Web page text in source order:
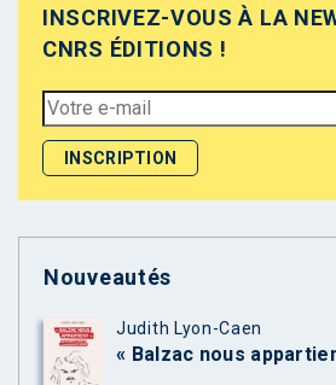
INSCRIVEZ-VOUS À LA
CNRS ÉDITIONS !
Nouveautés
Judith Lyon-Caen
« Balzac nous